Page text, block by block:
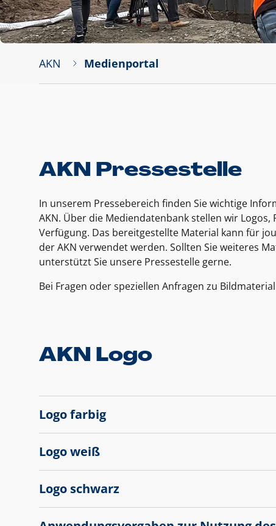
AKN Medienportal
AKN Pressestelle
In unserem Pressebereich finden Sie wichtige
AKN. Über die Mediendatenbank stellen wir
Verfügung. Das bereitgestellte Material kann für
der AKN verwendet werden. Sollten Sie weiteres
unterstützt Sie unsere Pressestelle gerne.
Bei Fragen oder speziellen Anfragen zu
AKN Logo
Logo farbig
Logo weiß
Logo schwarz